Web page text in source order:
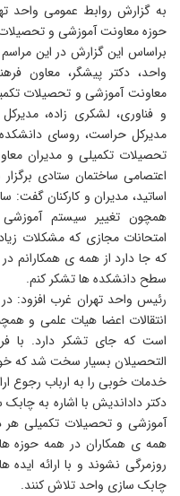
گزارش روابط عمومی واحد
معاونت آموزشی و تحصیلات
این گزارش در این مراسم
دکتر پیشگر، معاون
آموزشی و تحصیلات
فناوری، لشکری زاده، مدیرکل
حراست، روسای دانشکده
تکمیلی و مدیران
ساختمان ستادی برگزار
مدیران و کارکنان گفت:
تغییر سیستم آموزشی به
مجازی که مشکلات زیادی
جا دارد از همه ی همکارانم
دانشکده ها تشکر کنم.
واحد تهران غرب افزود: در
اعضا هیات علمی و
که جای تشکر دارد. با
بسیار سخت شد که
خوبی را به ارباب رجوع
داداندیش با اشاره به چابک
و تحصیلات تکمیلی هر
ی همکاران در همه حوزه ها
نشوند و با ارائه ایده
سازی واحد تلاش کنند.